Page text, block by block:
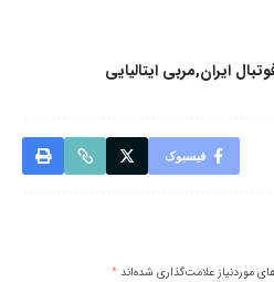
ایران مربی ایتالیایی
فیسبوک
موردنیاز علامت‌گذاری شده‌اند*